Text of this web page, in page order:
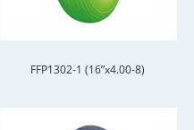
FFP1302-1 (16”x4.00-8)